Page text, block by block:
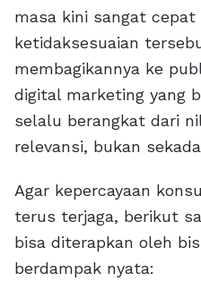
masa kini sangat cepat
ketidaksesuaian
membagikannya ke
digital marketing yang
selalu berangkat dari
relevansi, bukan
Agar kepercayaan
terus terjaga, berikut
bisa diterapkan oleh
berdampak nyata: